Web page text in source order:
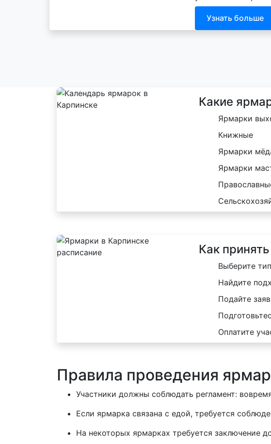
Узнать больше
Какие
Ярмарки
Книжные
Ярмарки
Ярмарки
Как
Выберите
Найдите
Подайте
Оплатите
Правила проведения
Участники должны соблюдать регламент:
Если ярмарка связана с едой, требуется
На некоторых ярмарках требуется заключение